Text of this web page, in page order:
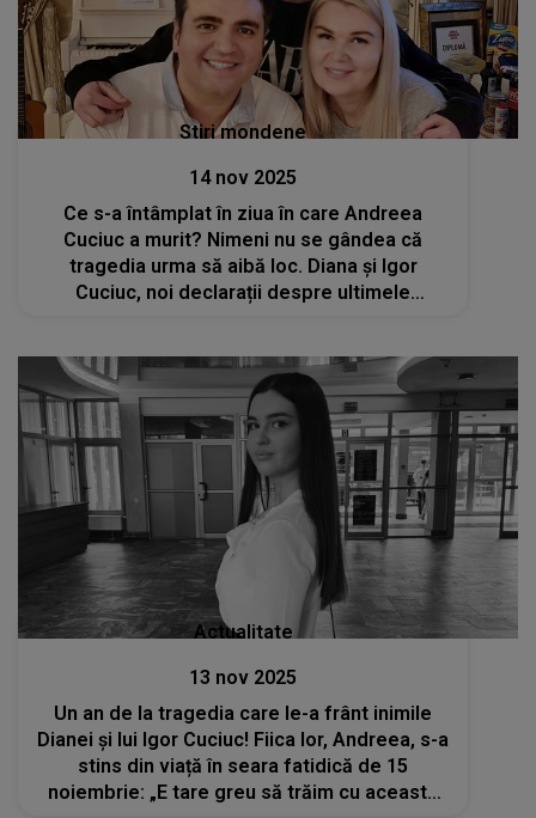
Stiri mondene
14 nov 2025
Ce s-a întâmplat în ziua în care Andreea
Cuciuc a murit? Nimeni nu se gândea că
tragedia urma să aibă loc. Diana și Igor
Cuciuc, noi declarații despre ultimele
Actualitate
13 nov 2025
Un an de la tragedia care le-a frânt inimile
Dianei și lui Igor Cuciuc! Fiica lor, Andreea, s-a
stins din viață în seara fatidică de 15
noiembrie: „E tare greu să trăim cu această